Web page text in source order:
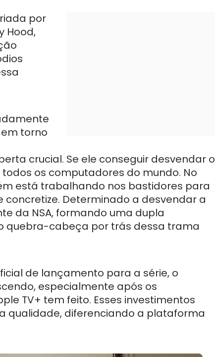
por
Hood,
torno
crucial. Se ele conseguir desvendar o
os computadores do mundo. No
está trabalhando nos bastidores para
Determinado a desvendar a
da NSA, formando uma dupla
quebra-cabeça por trás dessa trama
de lançamento para a série, o
especialmente após os
TV+ tem feito. Esses investimentos
qualidade, diferenciando a plataforma